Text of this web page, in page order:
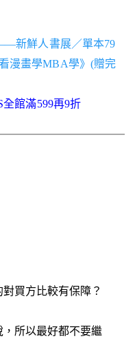
新鮮人書展／單本79
漫畫學MBA學》(贈完
全館滿599再9折